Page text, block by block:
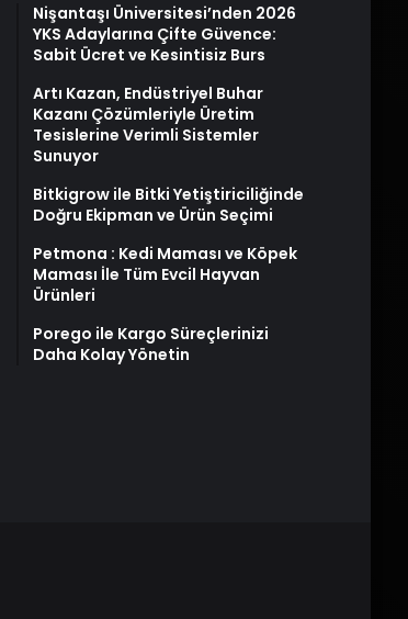
Nişantaşı Üniversitesi’nden 2026
YKS Adaylarına Çifte Güvence:
Sabit Ücret ve Kesintisiz Burs
Artı Kazan, Endüstriyel Buhar
Kazanı Çözümleriyle Üretim
Tesislerine Verimli Sistemler
Sunuyor
Bitkigrow ile Bitki Yetiştiriciliğinde
Doğru Ekipman ve Ürün Seçimi
Petmona : Kedi Maması ve Köpek
Maması İle Tüm Evcil Hayvan
Ürünleri
Porego ile Kargo Süreçlerinizi
Daha Kolay Yönetin